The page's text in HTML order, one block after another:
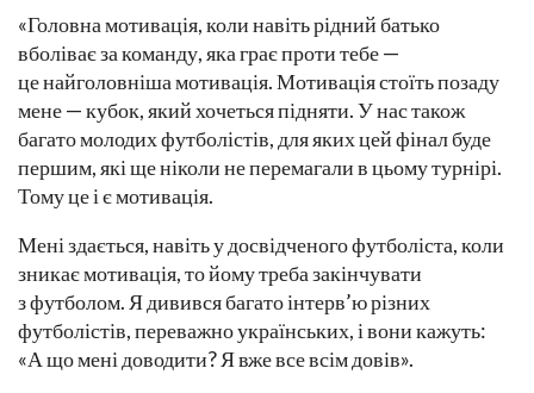
«Головна мотивація, коли навіть рідний батько
вболіває за команду, яка грає проти тебе —
це найголовніша мотивація. Мотивація стоїть позаду
мене — кубок, який хочеться підняти. У нас також
багато молодих футболістів, для яких цей фінал буде
першим, які ще ніколи не перемагали в цьому турнірі.
Тому це і є мотивація.
Мені здається, навіть у досвідченого футболіста, коли
зникає мотивація, то йому треба закінчувати
з футболом. Я дивився багато інтерв’ю різних
футболістів, переважно українських, і вони кажуть:
«А що мені доводити? Я вже все всім довів».